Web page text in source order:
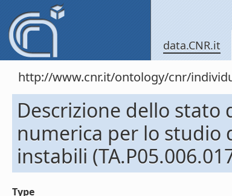
data.CNR.it
http://www.cnr.it/ontology/cnr/
Descrizione dello
numerica per lo studio
instabili
Type